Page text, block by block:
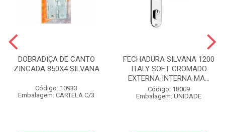
DOBRADIÇA DE CANTO
ZINCADA 850X4 SILVANA
Código: 10933
Embalagem: CARTELA C/3
FECHADURA SILVANA 1200
ITALY SOFT CROMADO
EXTERNA INTERNA MA...
Código: 18009
Embalagem: UNIDADE